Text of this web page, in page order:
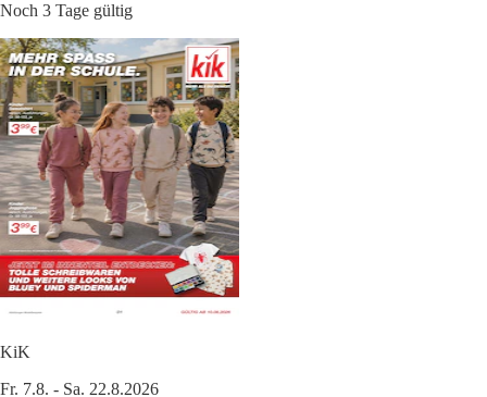
Noch 3 Tage gültig
KiK
Fr. 7.8. - Sa. 22.8.2026